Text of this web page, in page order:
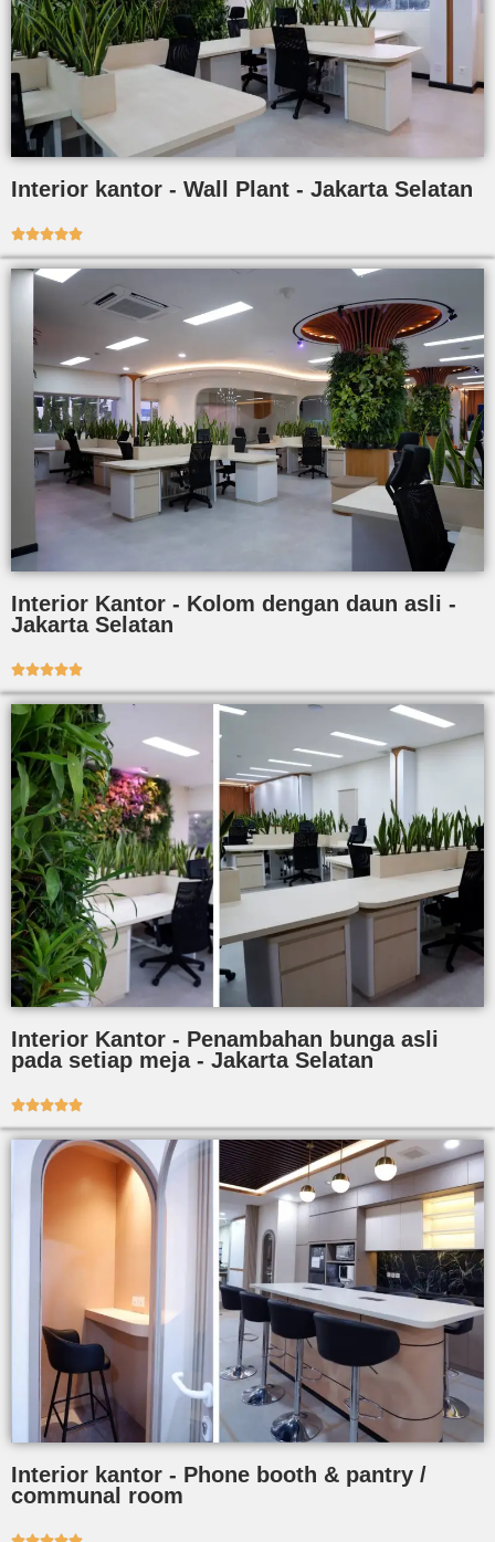
Interior kantor - Wall Plant - Jakarta Selatan

Interior Kantor - Kolom dengan daun asli -
Jakarta Selatan

Interior Kantor - Penambahan bunga asli
pada setiap meja - Jakarta Selatan

Interior kantor - Phone booth & pantry /
communal room